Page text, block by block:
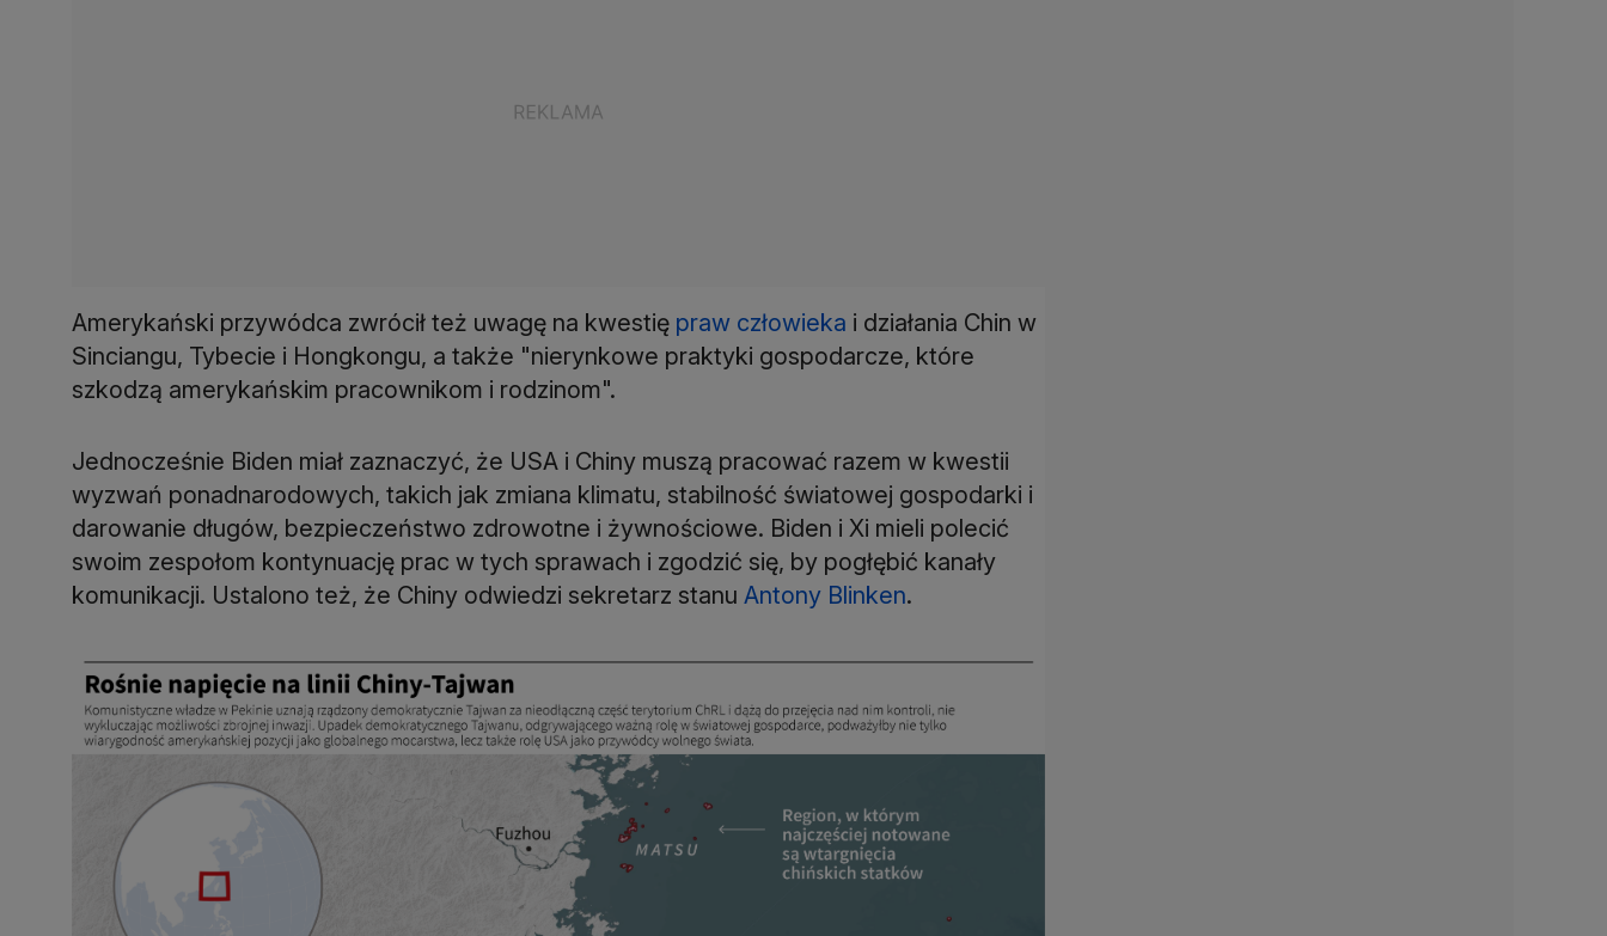
Amerykański przywódca zwrócił też uwagę na kwestię praw człowieka i działania Chin w
Sinciangu, Tybecie i Hongkongu, a także "nierynkowe praktyki gospodarcze, które
szkodzą amerykańskim pracownikom i rodzinom".
Jednocześnie Biden miał zaznaczyć, że USA i Chiny muszą pracować razem w kwestii
wyzwań ponadnarodowych, takich jak zmiana klimatu, stabilność światowej gospodarki i
darowanie długów, bezpieczeństwo zdrowotne i żywnościowe. Biden i Xi mieli polecić
swoim zespołom kontynuację prac w tych sprawach i zgodzić się, by pogłębić kanały
komunikacji. Ustalono też, że Chiny odwiedzi sekretarz stanu Antony Blinken.